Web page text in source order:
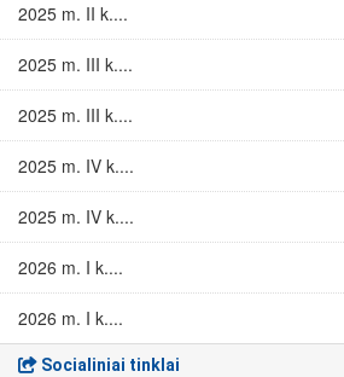
2025 m. II k....
2025 m. III k....
2025 m. III k....
2025 m. IV k....
2025 m. IV k....
2026 m. I k....
2026 m. I k....
Socialiniai tinklai